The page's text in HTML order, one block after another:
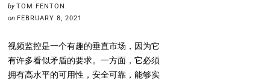
by TOM FENTON
on FEBRUARY 8, 2021
视频监控是一个有趣的垂直市场，因为它
有许多看似矛盾的要求。一方面，它必须
拥有高水平的可用性，安全可靠，能够实